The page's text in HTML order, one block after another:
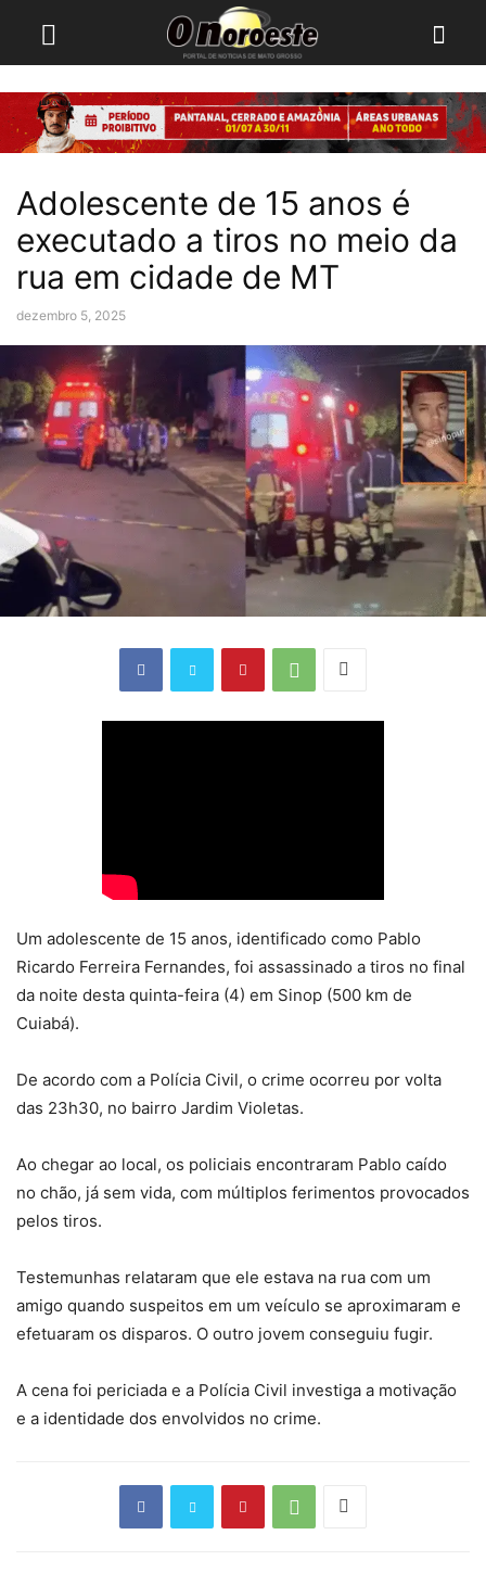
Adolescente de 15 anos é
executado a tiros no meio da
rua em cidade de MT
dezembro 5, 2025
Um adolescente de 15 anos, identificado como Pablo
Ricardo Ferreira Fernandes, foi assassinado a tiros no final
da noite desta quinta-feira (4) em Sinop (500 km de
Cuiabá).
De acordo com a Polícia Civil, o crime ocorreu por volta
das 23h30, no bairro Jardim Violetas.
Ao chegar ao local, os policiais encontraram Pablo caído
no chão, já sem vida, com múltiplos ferimentos provocados
pelos tiros.
Testemunhas relataram que ele estava na rua com um
amigo quando suspeitos em um veículo se aproximaram e
efetuaram os disparos. O outro jovem conseguiu fugir.
A cena foi periciada e a Polícia Civil investiga a motivação
e a identidade dos envolvidos no crime.